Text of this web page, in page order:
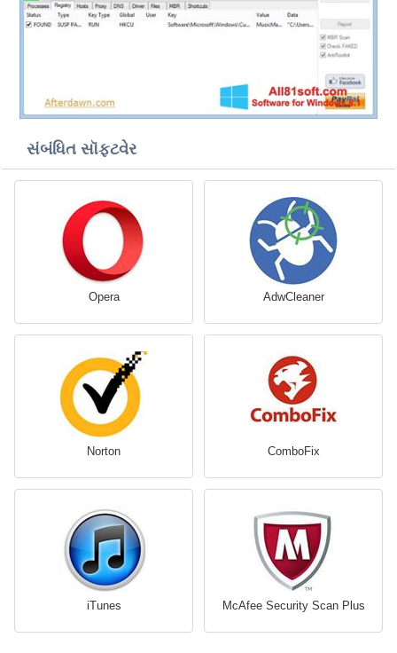
સંબંધિત સૉફ્ટવેર
Opera AdwCleaner
Norton ComboFix
iTunes McAfee Security Scan Plus